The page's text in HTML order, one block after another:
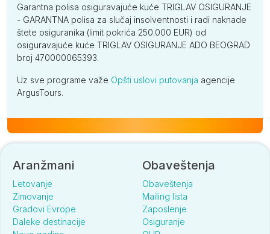
Garantna polisa osiguravajuće kuće TRIGLAV OSIGURANJE
- GARANTNA polisa za slučaj insolventnosti i radi naknade
štete osiguranika (limit pokrića 250.000 EUR) od
osiguravajuće kuće TRIGLAV OSIGURANJE ADO BEOGRAD
broj 470000065393.
Uz sve programe važe Opšti uslovi putovanja agencije
ArgusTours.
Aranžmani
Letovanje
Zimovanje
Gradovi Evrope
Daleke destinacije
Obaveštenja
Obaveštenja
Mailing lista
Zaposlenje
Osiguranje